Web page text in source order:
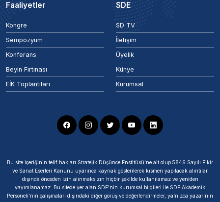
Faaliyetler
Kongre
Sempozyum
Konferans
Beyin Fırtınası
EİK Toplantıları
SDE
SD TV
İletişim
Üyelik
Künye
Kurumsal
Bu site içeriğinin telif hakları Stratejik Düşünce Enstitüsü’ne ait olup 5846 Sayılı Fikir
ve Sanat Eserleri Kanunu uyarınca kaynak gösterilerek kısmen yapılacak alıntılar
dışında önceden izin alınmaksızın hiçbir şekilde kullanılamaz ve yeniden
yayımlanamaz. Bu sitede yer alan SDE'nin kurumsal bilgileri ile SDE Akademik
Personeli'nin çalışmaları dışındaki diğer görüş ve değerlendirmeler, yalnızca yazarının